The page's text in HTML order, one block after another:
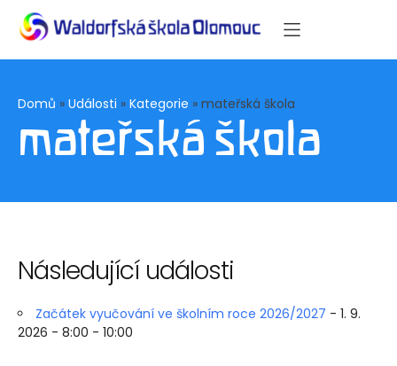
Domů » Události » Kategorie » mateřská škola
mateřská škola
Následující události
Začátek vyučování ve školním roce 2026/2027 - 1. 9.
2026 - 8:00 - 10:00